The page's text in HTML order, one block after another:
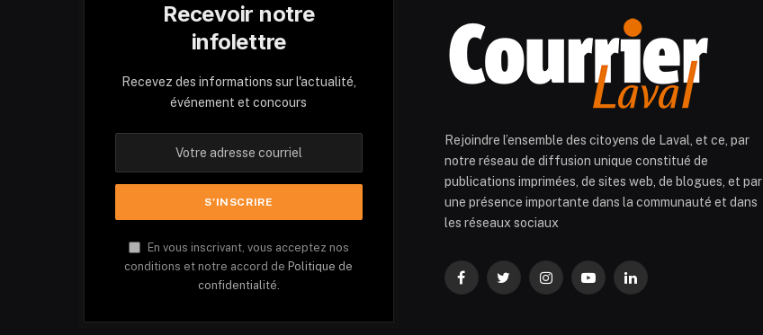
Recevoir notre
infolettre
Recevez des informations sur l'actualité,
événement et concours
En vous inscrivant, vous acceptez nos
conditions et notre accord de Politique de
confidentialité.
Rejoindre l’ensemble des citoyens de Laval, et ce, par
notre réseau de diffusion unique constitué de
publications imprimées, de sites web, de blogues, et par
une présence importante dans la communauté et dans
les réseaux sociaux
FacebookTwitterInstagramYouTubeLinkedIn